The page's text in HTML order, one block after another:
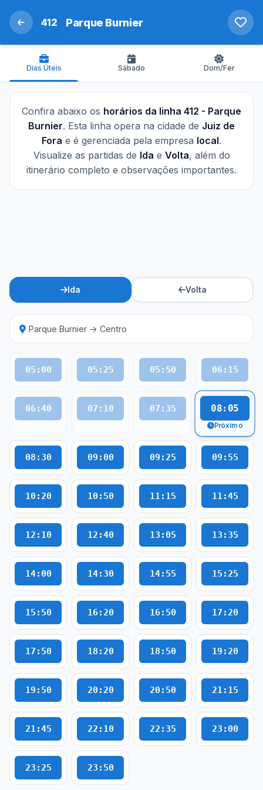
412 Parque Burnier
Dias Úteis Sábado Dom/Fer
Confira abaixo os horários da linha 412 - Parque
Burnier. Esta linha opera na cidade de Juiz de
Fora e é gerenciada pela empresa local.
Visualize as partidas de Ida e Volta, além do
itinerário completo e observações importantes.
Ida Volta
Parque Burnier → Centro
05:00 05:25 05:50 06:15
06:40 07:10 07:35 08:05
Próximo
08:30 09:00 09:25 09:55
10:20 10:50 11:15 11:45
12:10 12:40 13:05 13:35
14:00 14:30 14:55 15:25
15:50 16:20 16:50 17:20
17:50 18:20 18:50 19:20
19:50 20:20 20:50 21:15
21:45 22:10 22:35 23:00
23:25 23:50